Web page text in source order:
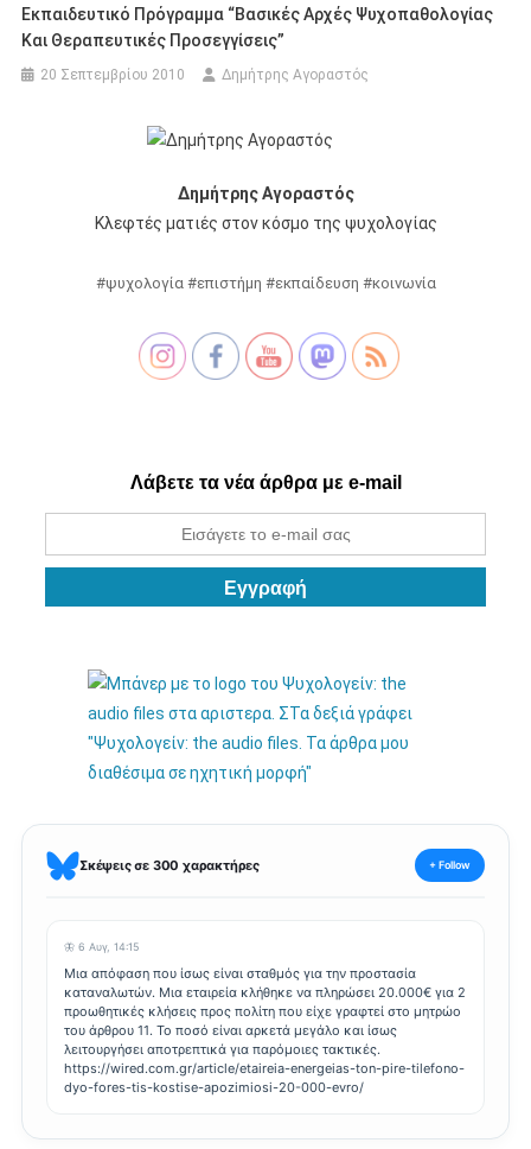
Εκπαιδευτικό Πρόγραμμα “Βασικές Αρχές Ψυχοπαθολογίας
Και Θεραπευτικές Προσεγγίσεις”
20 Σεπτεμβρίου 2010 Δημήτρης Αγοραστός
Δημήτρης Αγοραστός
Κλεφτές ματιές στον κόσμο της ψυχολογίας
#ψυχολογία #επιστήμη #εκπαίδευση #κοινωνία
Λάβετε τα νέα άρθρα με e-mail
Σκέψεις σε 300 χαρακτήρες + Follow
🦋 6 Αυγ, 14:15
Μια απόφαση που ίσως είναι σταθμός για την προστασία
καταναλωτών. Μια εταιρεία κλήθηκε να πληρώσει 20.000€ για 2
προωθητικές κλήσεις προς πολίτη που είχε γραφτεί στο μητρώο
του άρθρου 11. Το ποσό είναι αρκετά μεγάλο και ίσως
λειτουργήσει αποτρεπτικά για παρόμοιες τακτικές.
https://wired.com.gr/article/etaireia-energeias-ton-pire-tilefono-
dyo-fores-tis-kostise-apozimiosi-20-000-evro/